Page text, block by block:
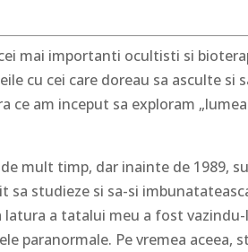
mai importanti ocultisti si
cu cei care doreau sa asculte
ce am inceput sa exploram
mult timp, dar inainte de 1989,
sa studieze si sa-si
latura a tatalui meu a fost
paranormale. Pe vremea aceea,